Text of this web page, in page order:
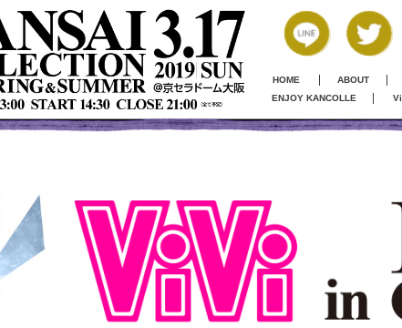
HOME ABOUT
ENJOY KANCOLLE